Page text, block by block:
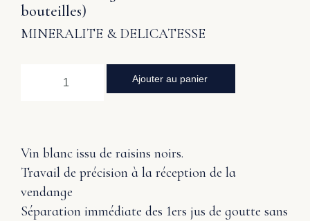
bouteilles)
MINERALITE & DELICATESSE
Ajouter au panier
Vin blanc issu de raisins noirs.
Travail de précision à la réception de la
vendange
Séparation immédiate des 1ers jus de goutte sans